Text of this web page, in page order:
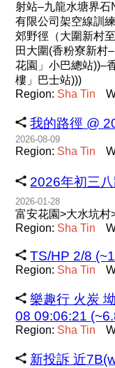
射站–九龍水塘界
有限公司架空線訓
郊野徑（大圍新村
田大圍(香粉寮新村
花園」小巴總站))–
樓」巴士站)))
Region: Sha Tin
我的路徑 @
2026-08-09
Region: Sha Tin
2026年初三
2026-01-28
富安花園>大水坑
Region: Sha Tin
TS/HP 2/8
Region: Sha Tin
樂趣行 火炭
08 09:06:21
Region: Sha Tin
新投訴 近